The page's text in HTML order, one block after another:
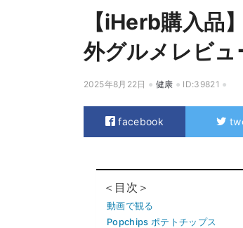
【iHerb購入品
外グルメレビ
2025年8月22日 健康 ID:39821
facebook
＜目次＞
動画で観る
Popchips ポテトチップス